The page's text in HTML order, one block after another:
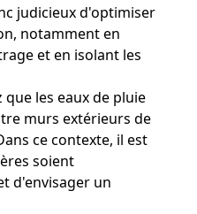
judicieux d'optimiser
notamment en
et en isolant les
que les eaux de pluie
murs extérieurs de
ce contexte, il est
soient
d'envisager un